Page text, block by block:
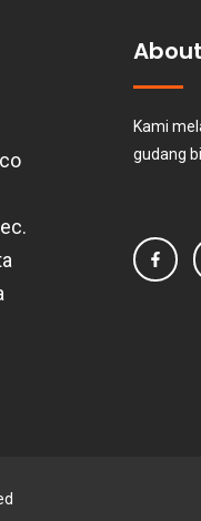
Kami
gudang